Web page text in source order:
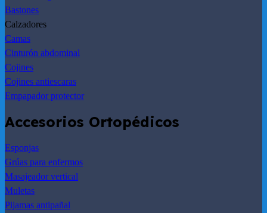
Bastones
Calzadores
Camas
Cinturón abdominal
Cojines
Cojines antiescaras
Empapador protector
Accesorios Ortopédicos
Esponjas
Grúas para enfermos
Masajeador vertical
Muletas
Pijamas antipañal